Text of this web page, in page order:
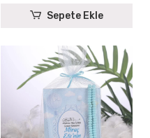
Sepete Ekle